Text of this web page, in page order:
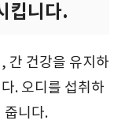
킵니다.
간 건강을 유지하
. 오디를 섭취하
줍니다.